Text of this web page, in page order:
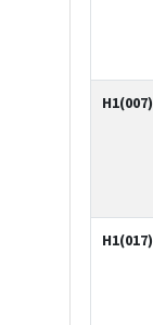
H1(007)
H1(017)